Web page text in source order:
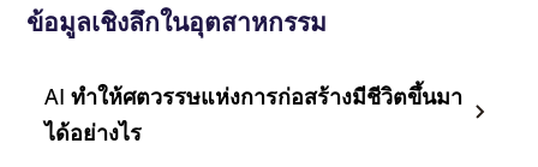
ข้อมูลเชิงลึกในอุตสาหกรรม
AI ทําให้ศตวรรษแห่งการก่อสร้างมีชีวิตขึ้นมา
ได้อย่างไร